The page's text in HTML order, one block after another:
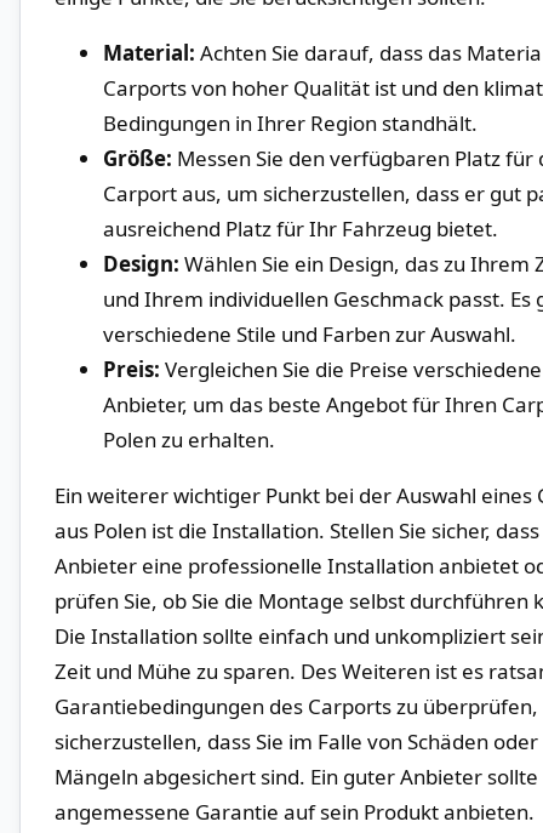
Material: Achten ​Sie⁢ darauf, dass das
Carports von hoher Qualität ist und ‌den‌
Bedingungen in Ihrer Region standhält.
Größe: Messen Sie den verfügbaren Platz für
Carport aus, um sicherzustellen, dass er gut
ausreichend Platz für Ihr Fahrzeug bietet.
Design: Wählen‍ Sie⁤ ein Design, das zu Ihrem
und Ihrem individuellen Geschmack passt. Es
verschiedene Stile ⁤und​ Farben ⁤zur Auswahl.
Preis: Vergleichen Sie die Preise
Anbieter,⁣ um das beste Angebot für Ihren
Polen zu erhalten.
Ein weiterer wichtiger Punkt bei der Auswahl eines
aus Polen ist die Installation. Stellen⁤ Sie sicher,
Anbieter eine professionelle​ Installation anbietet
‌prüfen Sie, ob Sie die Montage selbst durchführen
Die Installation sollte einfach und unkompliziert
‌Zeit ⁤und⁢ Mühe zu‍ sparen. Des Weiteren ist es
Garantiebedingungen des Carports zu
sicherzustellen, ⁣dass Sie im Falle von Schäden oder
Mängeln abgesichert sind. Ein⁢ guter ‍Anbieter
angemessene Garantie auf sein Produkt⁢ anbieten.